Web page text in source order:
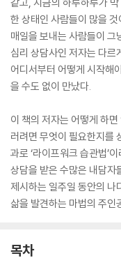
한 상태인 사람들이 많을
매일을 보내는 사람들이 그
심리 상담사인 저자는 다르
어디서부터 어떻게 시작해
을 수도 없이 만났다.
이 책의 저자는 어떻게 하
러려면 무엇이 필요한지를
과로 ‘라이프워크 습관법’
상담을 받은 수많은 내담자
제시하는 일주일 동안의 나
삶을 발견하는 마법의 주인
목차